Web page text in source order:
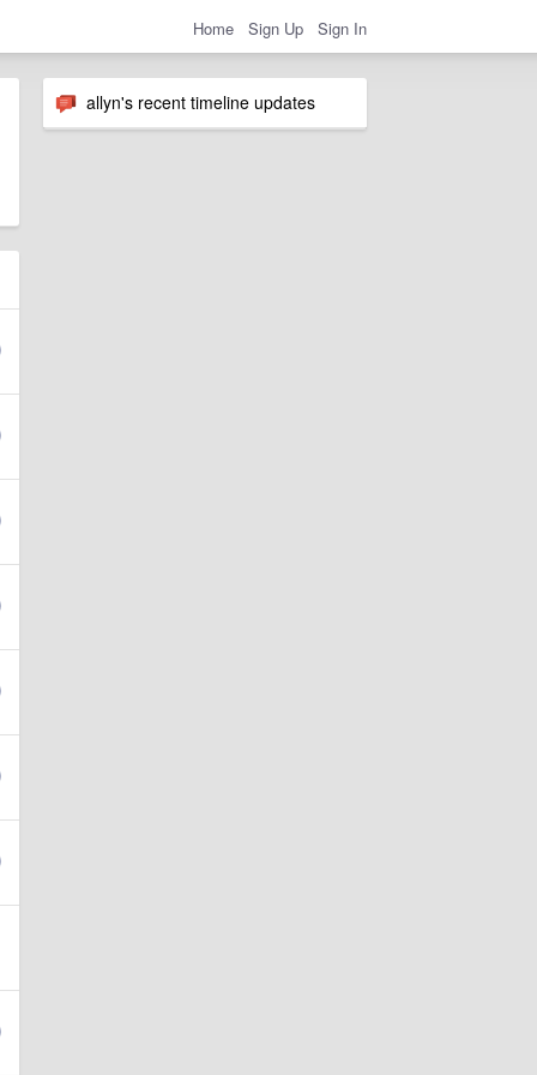
Home Sign Up Sign In
allyn's recent timeline updates